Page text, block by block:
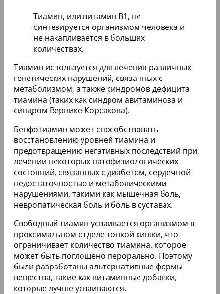
Тиамин, или витамин B1, не
синтезируется организмом человека и
не накапливается в больших
количествах.
Тиамин используется для лечения различных
генетических нарушений, связанных с
метаболизмом, а также синдромов дефицита
тиамина (таких как синдром авитаминоза и
синдром Вернике-Корсакова).
Бенфотиамин может способствовать
восстановлению уровней тиамина и
предотвращению негативных последствий при
лечении некоторых патофизиологических
состояний, связанных с диабетом, сердечной
недостаточностью и метаболическими
нарушениями, такими как мышечная боль,
невропатическая боль и боль в суставах.
Свободный тиамин усваивается организмом в
проксимальном отделе тонкой кишки, что
ограничивает количество тиамина, которое
может быть поглощено перорально. Поэтому
были разработаны альтернативные формы
вещества, такие как витаминные добавки,
которые лучше усваиваются.